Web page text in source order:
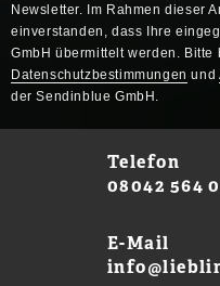
Newsletter. Im Rahmen dieser
einverstanden, dass Ihre
GmbH übermittelt werden. Bitte
Datenschutzbestimmungen und
der Sendinblue GmbH.
Telefon
08042 564
E-Mail